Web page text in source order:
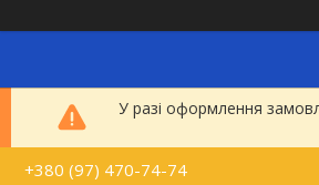
У разі оформлення
+380 (97) 470-74-74